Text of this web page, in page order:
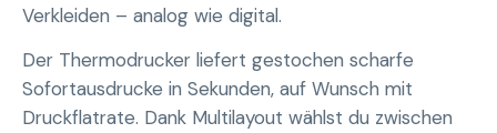
Verkleiden – analog wie digital.
Der Thermodrucker liefert gestochen scharfe
Sofortausdrucke in Sekunden, auf Wunsch mit
Druckflatrate. Dank Multilayout wählst du zwischen